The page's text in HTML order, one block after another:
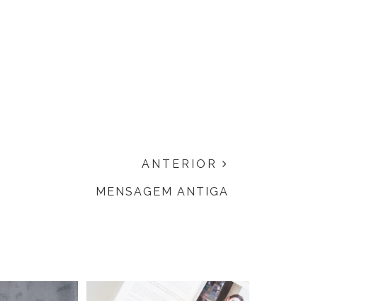
ANTERIOR
MENSAGEM ANTIGA